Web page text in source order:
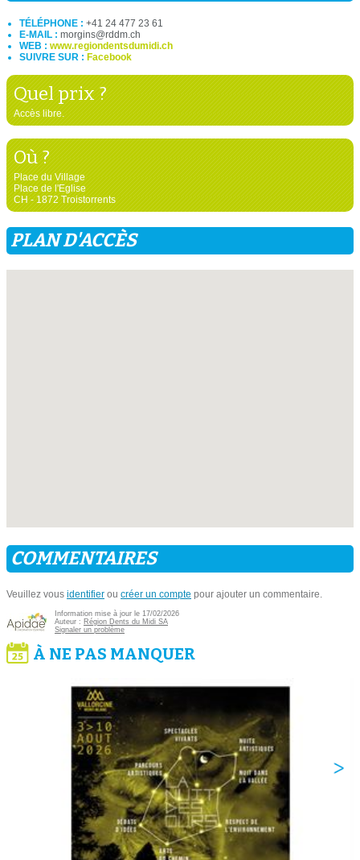
TÉLÉPHONE : +41 24 477 23 61
E-MAIL : morgins@rddm.ch
WEB : www.regiondentsdumidi.ch
SUIVRE SUR : Facebook
Quel prix ?
Accès libre.
Où ?
Place du Village
Place de l'Eglise
CH - 1872 Troistorrents
PLAN D'ACCÈS
COMMENTAIRES
Veuillez vous identifier ou créer un compte pour ajouter un commentaire.
Information mise à jour le 17/02/2026
Auteur : Région Dents du Midi SA
Signaler un problème
À NE PAS MANQUER